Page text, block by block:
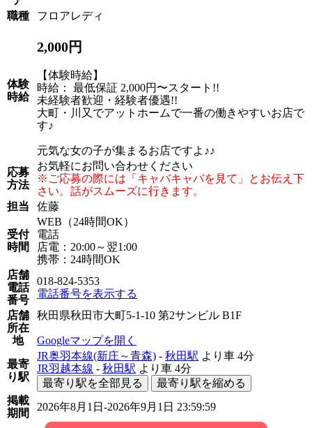
職種
フロアレディ
体験
時給
2,000円
【体験時給】
時給： 最低保証 2,000円〜スタート!!
未経験者歓迎・経験者優遇!!
大町・川又でアットホームで一番の働きやすいお店で
す♪
元気な女の子が集まるお店ですよ♪♪
応募
方法
お気軽にお問い合わせください
※ご応募の際には「キャバキャバを見て」とお伝え下
さい。話がスムーズに行きます。
担当
佐藤
受付
時間
WEB（24時間OK）
電話
店電：20:00～翌1:00
携帯：24時間OK
店舗
電話
番号
018-824-5353
電話番号を表示する
店舗
所在
地
秋田県秋田市大町5-1-10 第2サンビル B1F
Googleマップを開く
最寄
り駅
JR奥羽本線(新庄～青森) - 秋田駅 より車 4分
JR羽越本線 - 秋田駅 より車 4分
最寄り駅を全部見る
最寄り駅を縮める
掲載
期間
2026年8月1日-2026年9月1日 23:59:59